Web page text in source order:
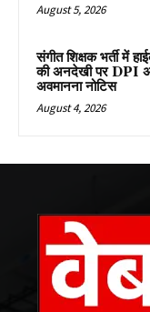
August 5, 2026
संगीत शिक्षक भर्ती में
की अनदेखी पर DPI
अवमानना नोटिस
August 4, 2026